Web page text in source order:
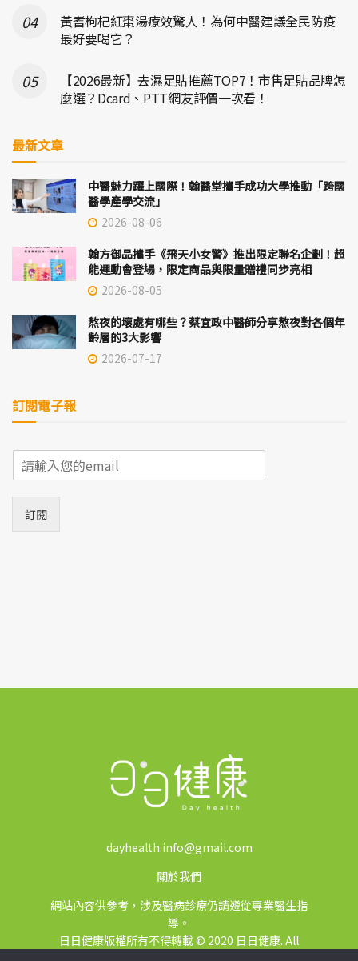
黃耆枸杞紅棗湯療效驚人！為何中醫建議全民防疫
最好要喝它？
【2026最新】去濕足貼推薦TOP7！市售足貼品牌怎
麼選？Dcard、PTT網友評價一次看！
最新文章
中醫魅力躍上國際！翰醫堂攜手成功大學推動「跨國
醫學產學交流」
2026-08-06
翰方御品攜手《飛天小女警》推出限定聯名企劃！超
能運動會登場，限定商品與限量贈禮同步亮相
2026-08-05
熬夜的壞處有哪些？蔡宜政中醫師分享熬夜對各個年
齡層的3大影響
2026-07-17
訂閱電子報
E
m
*
訂閱
dayhealth.info@gmail.com
關於我們
網站內容供參考，涉及醫病診療仍請遵從專業醫生指
導。
日日健康版權所有不得轉載 © 2020 日日健康. All